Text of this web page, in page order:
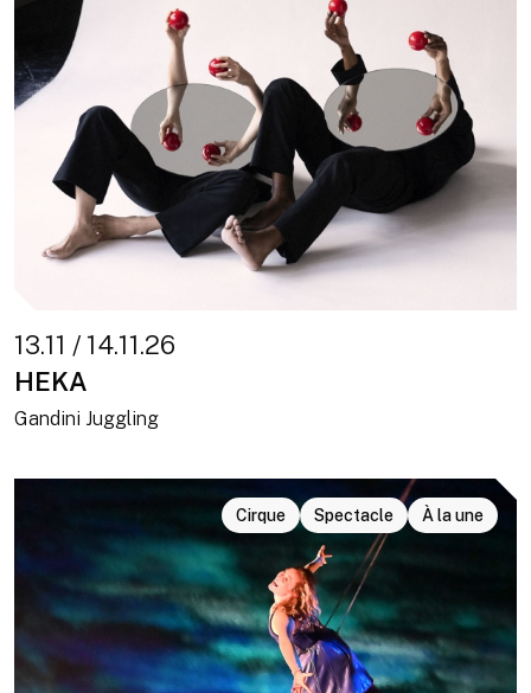
13.11 / 14.11.26
HEKA
Gandini Juggling
Cirque Spectacle À la une